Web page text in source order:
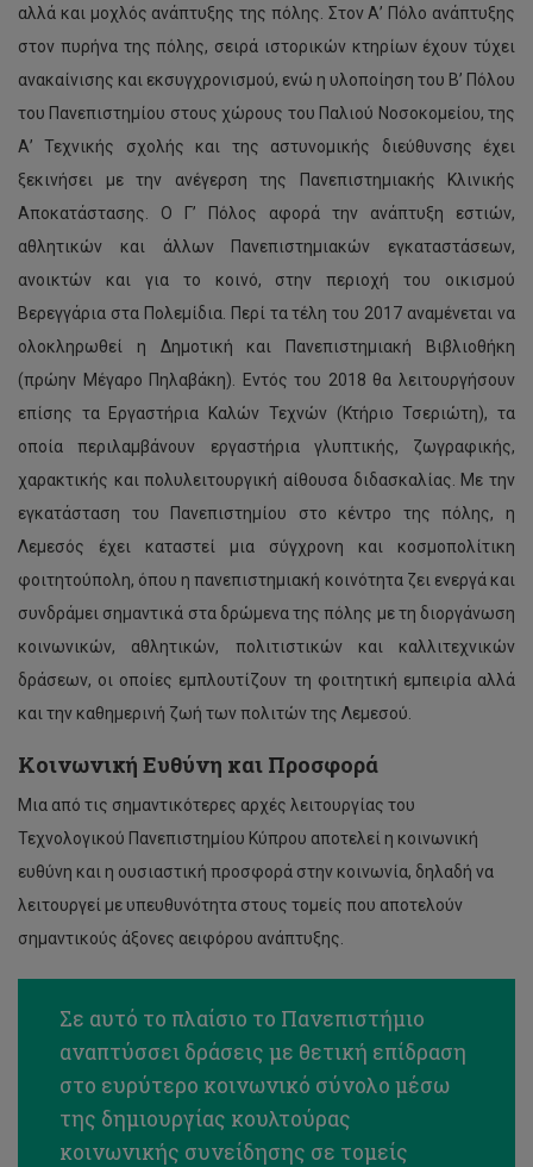
αλλά και μοχλός ανάπτυξης της πόλης. Στον Α’ Πόλο ανάπτυξης
στον πυρήνα της πόλης, σειρά ιστορικών κτηρίων έχουν τύχει
ανακαίνισης και εκσυγχρονισμού, ενώ η υλοποίηση του Β’ Πόλου
του Πανεπιστημίου στους χώρους του Παλιού Νοσοκομείου, της
Α’ Τεχνικής σχολής και της αστυνομικής διεύθυνσης έχει
ξεκινήσει με την ανέγερση της Πανεπιστημιακής Κλινικής
Αποκατάστασης. Ο Γ’ Πόλος αφορά την ανάπτυξη εστιών,
αθλητικών και άλλων Πανεπιστημιακών εγκαταστάσεων,
ανοικτών και για το κοινό, στην περιοχή του οικισμού
Βερεγγάρια στα Πολεμίδια. Περί τα τέλη του 2017 αναμένεται να
ολοκληρωθεί η Δημοτική και Πανεπιστημιακή Βιβλιοθήκη
(πρώην Μέγαρο Πηλαβάκη). Εντός του 2018 θα λειτουργήσουν
επίσης τα Εργαστήρια Καλών Τεχνών (Κτήριο Τσεριώτη), τα
οποία περιλαμβάνουν εργαστήρια γλυπτικής, ζωγραφικής,
χαρακτικής και πολυλειτουργική αίθουσα διδασκαλίας. Με την
εγκατάσταση του Πανεπιστημίου στο κέντρο της πόλης, η
Λεμεσός έχει καταστεί μια σύγχρονη και κοσμοπολίτικη
φοιτητούπολη, όπου η πανεπιστημιακή κοινότητα ζει ενεργά και
συνδράμει σημαντικά στα δρώμενα της πόλης με τη διοργάνωση
κοινωνικών, αθλητικών, πολιτιστικών και καλλιτεχνικών
δράσεων, οι οποίες εμπλουτίζουν τη φοιτητική εμπειρία αλλά
και την καθημερινή ζωή των πολιτών της Λεμεσού.
Κοινωνική Ευθύνη και Προσφορά
Μια από τις σημαντικότερες αρχές λειτουργίας του
Τεχνολογικού Πανεπιστημίου Κύπρου αποτελεί η κοινωνική
ευθύνη και η ουσιαστική προσφορά στην κοινωνία, δηλαδή να
λειτουργεί με υπευθυνότητα στους τομείς που αποτελούν
σημαντικούς άξονες αειφόρου ανάπτυξης.
Σε αυτό το πλαίσιο το Πανεπιστήμιο
αναπτύσσει δράσεις με θετική επίδραση
στο ευρύτερο κοινωνικό σύνολο μέσω
της δημιουργίας κουλτούρας
κοινωνικής συνείδησης σε τομείς